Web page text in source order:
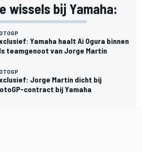
wissels bij Yamaha:
Yamaha haalt Ai Ogura binnen
teamgenoot van Jorge Martín
Jorge Martín dicht bij
contract bij Yamaha